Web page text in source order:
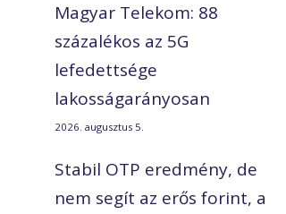
Magyar Telekom: 88
százalékos az 5G
lefedettsége
lakosságarányosan
2026. augusztus 5.
Stabil OTP eredmény, de
nem segít az erős forint, a